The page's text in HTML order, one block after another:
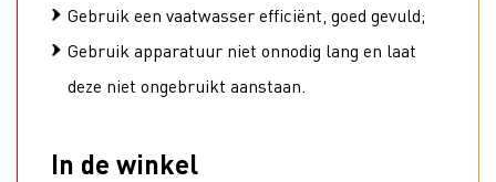
Gebruik een vaatwasser efficiënt, goed gevuld;
Gebruik apparatuur niet onnodig lang en laat
deze niet ongebruikt aanstaan.
In de winkel